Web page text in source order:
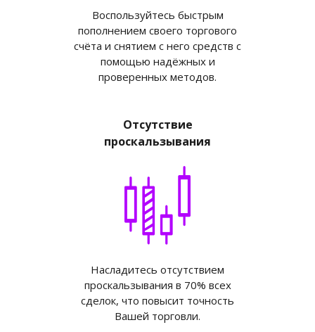
Воспользуйтесь быстрым
пополнением своего торгового
счёта и снятием с него средств с
помощью надёжных и
проверенных методов.
Отсутствие
проскальзывания
Насладитесь отсутствием
проскальзывания в 70% всех
сделок, что повысит точность
Вашей торговли.